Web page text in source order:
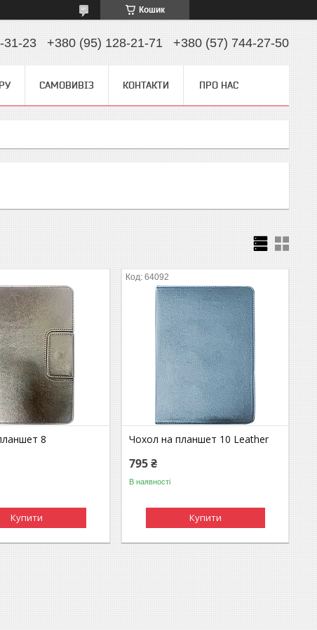
Кошик
31-23 +380 (95) 128-21-71 +380 (57) 744-27-50
САМОВИВІЗ КОНТАКТИ ПРО НАС
8
Купити
64092
Чохол на планшет 10 Leather
795 ₴
В наявності
Купити